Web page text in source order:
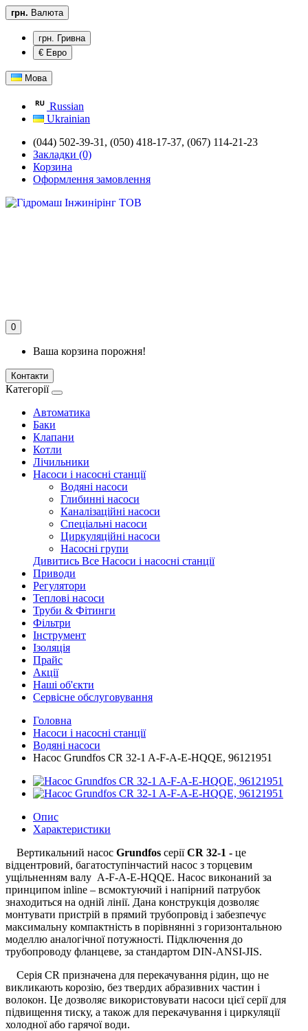
грн. Валюта
грн. Гривна
€ Евро
Мова
Russian
Ukrainian
(044) 502-39-31, (050) 418-17-37, (067) 114-21-23
Закладки (0)
Корзина
Оформлення замовлення
0
Ваша корзина порожня!
Контакти
Категорії
Автоматика
Баки
Клапани
Котли
Лічильники
Насоси і насосні станції
Водяні насоси
Глибинні насоси
Каналізаційні насоси
Спеціальні насоси
Циркуляційні насоси
Насосні групи
Дивитись Все Насоси і насосні станції
Приводи
Регулятори
Теплові насоси
Труби & Фітинги
Фільтри
Інструмент
Ізоляція
Прайс
Акції
Наші об'єкти
Сервісне обслуговування
Головна
Насоси і насосні станції
Водяні насоси
Насос Grundfos CR 32-1 A-F-A-E-HQQE, 96121951
Опис
Характеристики
Вертикальний насос Grundfos серіїCR 32-1 - це
відцентровий, багатоступінчастий насос з торцевим
ущільненням валу A-F-A-E-HQQE. Насос виконаний за
принципом inline – всмоктуючий і напірний патрубок
знаходиться на одній лінії. Дана конструкція дозволяє
монтувати пристрій в прямий трубопровід і забезпечує
максимальну компактність в порівнянні з горизонтальною
моделлю аналогічної потужності. Підключення до
трубопроводу фланцеве, за стандартом DIN-ANSI-JIS.
Серія CR призначена для перекачування рідин, що не
викликають корозію, без твердих абразивних частин і
волокон. Це дозволяє використовувати насоси цієї серії для
підвищення тиску, а також для перекачування і циркуляції
холодної або гарячої води.